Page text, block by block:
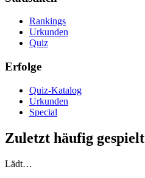
Rankings
Urkunden
Quiz
Erfolge
Quiz-Katalog
Urkunden
Special
Zuletzt häufig gespielt
Lädt…